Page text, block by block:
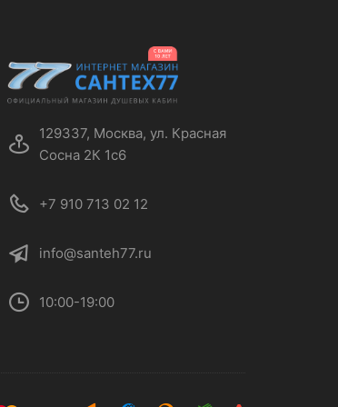
129337, Москва, ул. Красная
Сосна 2К 1с6
+7 910 713 02 12
info@santeh77.ru
10:00-19:00